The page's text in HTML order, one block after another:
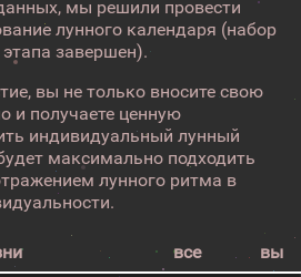
мы решили провести
лунного календаря (набор
завершен).
вы не только вносите свою
и получаете ценную
индивидуальный лунный
максимально подходить
лунного ритма в
все вы